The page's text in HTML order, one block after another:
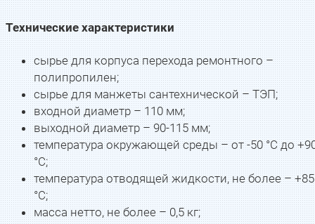
Технические характеристики
сырье для корпуса перехода ремонтного –
полипропилен;
сырье для манжеты сантехнической – ТЭП;
входной диаметр – 110 мм;
выходной диаметр – 90-115 мм;
температура окружающей среды – от -50 °С до
°С;
температура отводящей жидкости, не более – +85
°С;
масса нетто, не более – 0,5 кг;